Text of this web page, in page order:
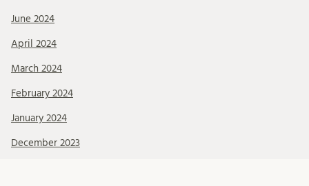
June 2024
April 2024
March 2024
February 2024
January 2024
December 2023